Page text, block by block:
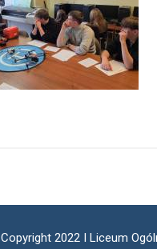
Copyright 2022 I Liceum